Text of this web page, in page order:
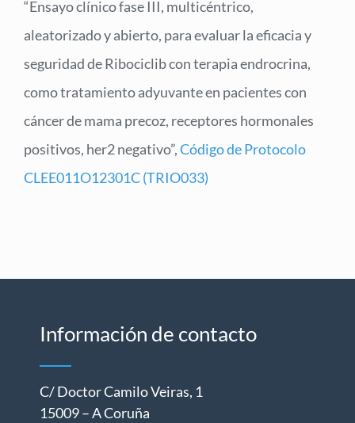
“Ensayo clínico fase III, multicéntrico,
aleatorizado y abierto, para evaluar la eficacia y
seguridad de Ribociclib con terapia endrocrina,
como tratamiento adyuvante en pacientes con
cáncer de mama precoz, receptores hormonales
positivos, her2 negativo”,Código de Protocolo
CLEE011O12301C (TRIO033)
Información de contacto
C/ Doctor Camilo Veiras, 1
15009 – A Coruña